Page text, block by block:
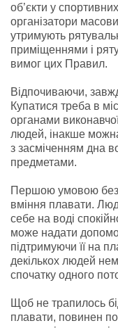
об’єкти у
організатори
утримують
приміщеннями і
вимог цих Правил.
Відпочиваючи,
Купатися треба в
органами
людей, інакше можна
з засміченням дна
предметами.
Першою умовою
вміння плавати.
себе на воді
може надати
підтримуючи її на
декількох людей
спочатку одного
Щоб не трапилось
плавати, повинен